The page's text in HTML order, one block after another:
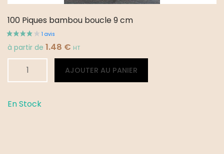
100 Piques bambou boucle 9 cm
à partir de 1.48 € HT
Piques
AJOUTER AU PANIER
Alternative:
En Stock